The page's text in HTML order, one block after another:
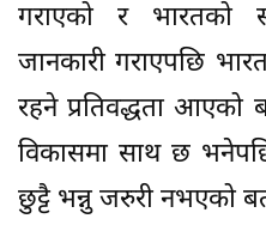
गराएको र भारतको
जानकारी गराएपछि
रहने प्रतिवद्धता आएको
विकासमा साथ छ
छुट्टै भन्नु जरुरी नभएको